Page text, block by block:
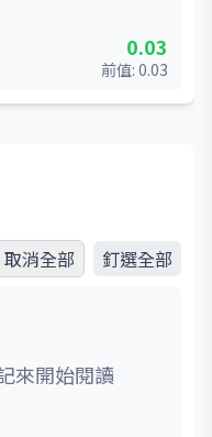
0.03
前值: 0.03
取消全部
釘選全部
來開始閱讀